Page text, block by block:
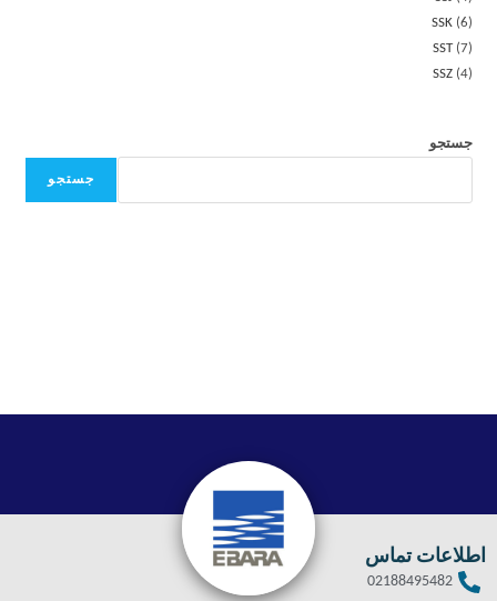
SSK 6
SST 7
SSZ 4
جستجو
جستجو
اطلاعات تماس
02188495482